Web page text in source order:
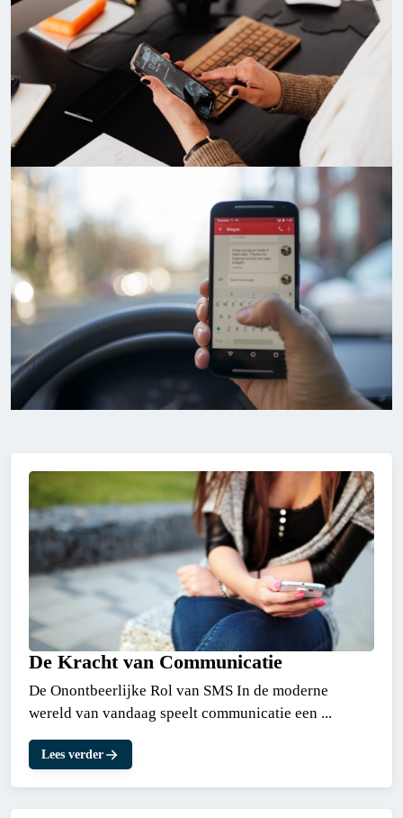
De Kracht van Communicatie
De Onontbeerlijke Rol van SMS In de moderne
wereld van vandaag speelt communicatie een ...
Lees verder